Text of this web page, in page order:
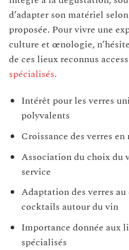
d’adapter son matériel
proposée. Pour vivre une
culture et œnologie,
de ces lieux reconnus
spécialisés.
Intérêt pour les verres
polyvalents
Croissance des verres
Association du choix du
service
Adaptation des verres
cocktails autour du vin
Importance donnée aux
spécialisés